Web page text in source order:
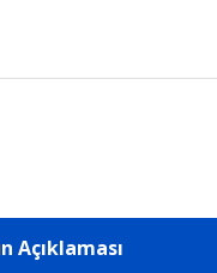
Açıklaması